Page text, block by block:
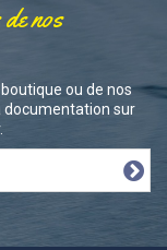
nos
ou de nos
documentation sur